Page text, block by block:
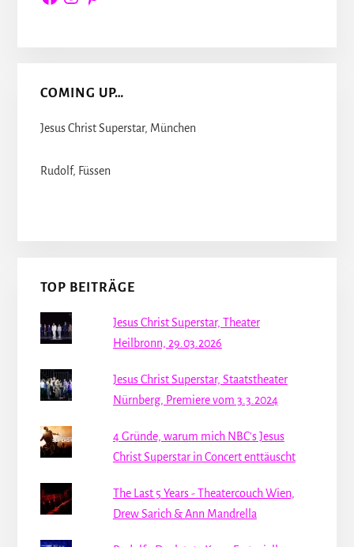
COMING UP…
Jesus Christ Superstar, München
Rudolf, Füssen
TOP BEITRÄGE
Jesus Christ Superstar, Theater
Heilbronn, 29.03.2026
Jesus Christ Superstar, Staatstheater
Nürnberg, Premiere vom 3.3.2024
4 Gründe, warum mich NBC's Jesus
Christ Superstar in Concert enttäuscht
The Last 5 Years - Theatercouch Wien,
Drew Sarich & Ann Mandrella